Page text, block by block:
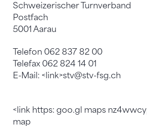
Schweizerischer Turnverband
Postfach
5001 Aarau
Telefon 062 837 82 00
Telefax 062 824 14 01
E-Mail: <link>stv@stv-fsg.ch
<link https: goo.gl maps
map